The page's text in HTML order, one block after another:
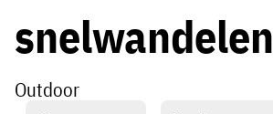
snelwandelen
Outdoor